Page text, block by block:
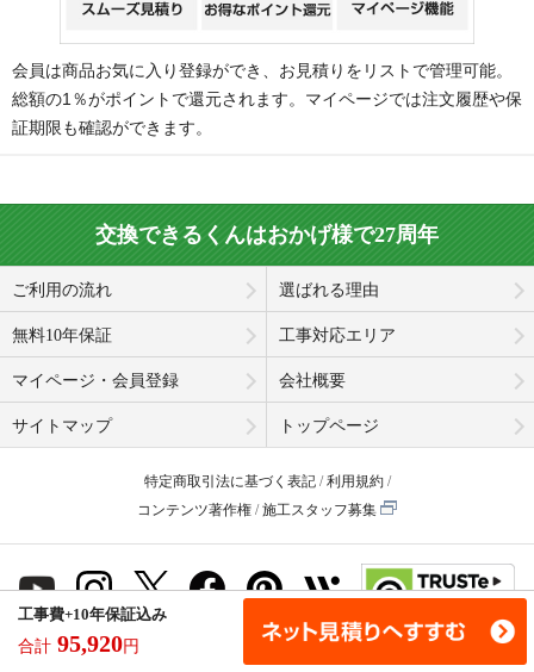
会員は商品お気に入り登録ができ、お見積りをリストで管理可能。
総額の1％がポイントで還元されます。マイページでは注文履歴や保
証期限も確認ができます。
交換できるくんはおかげ様で27周年
ご利用の流れ 選ばれる理由
無料10年保証 工事対応エリア
マイページ・会員登録 会社概要
サイトマップ トップページ
特定商取引法に基づく表記
利用規約
コンテンツ著作権
施工スタッフ募集
工事費+10年保証込み
合計 95,920